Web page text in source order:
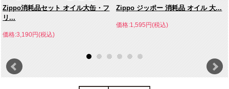
Zippo消耗品セット オイル大缶・フ
リ...
価格:3,190円(税込)
Zippo ジッポー 消耗品 オイル 大...
価格:1,595円(税込)